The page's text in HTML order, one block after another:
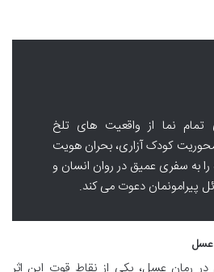
نما از واقعیت های تلخ
کودک آزاری، بحران هویت
را به سفری عمیق در روان انسان و
پیرامونمان دعوت می کند.
عسل